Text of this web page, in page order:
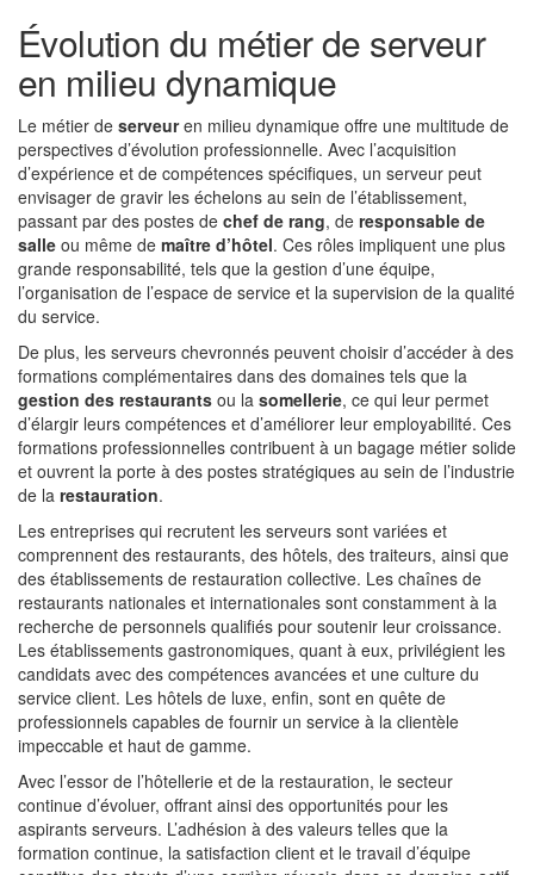
Évolution du métier de serveur
en milieu dynamique
Le métier de serveuren milieu dynamique offre une multitude de
perspectives d’évolution professionnelle. Avec l’acquisition
d’expérience et de compétences spécifiques, un serveur peut
envisager de gravir les échelons au sein de l’établissement,
passant par des postes de chef de rang, de responsable de
salle ou même de maître d’hôtel. Ces rôles impliquent une plus
grande responsabilité, tels que la gestion d’une équipe,
l’organisation de l’espace de service et la supervision de la qualité
du service.
De plus, les serveurs chevronnés peuvent choisir d’accéder à des
formations complémentaires dans des domaines tels que la
gestion des restaurants ou la somellerie, ce qui leur permet
d’élargir leurs compétences et d’améliorer leur employabilité. Ces
formations professionnelles contribuent à un bagage métier solide
et ouvrent la porte à des postes stratégiques au sein de l’industrie
de la restauration.
Les entreprises qui recrutent les serveurs sont variées et
comprennent des restaurants, des hôtels, des traiteurs, ainsi que
des établissements de restauration collective. Les chaînes de
restaurants nationales et internationales sont constamment à la
recherche de personnels qualifiés pour soutenir leur croissance.
Les établissements gastronomiques, quant à eux, privilégient les
candidats avec des compétences avancées et une culture du
service client. Les hôtels de luxe, enfin, sont en quête de
professionnels capables de fournir un service à la clientèle
impeccable et haut de gamme.
Avec l’essor de l’hôtellerie et de la restauration, le secteur
continue d’évoluer, offrant ainsi des opportunités pour les
aspirants serveurs. L’adhésion à des valeurs telles que la
formation continue, la satisfaction client et le travail d’équipe